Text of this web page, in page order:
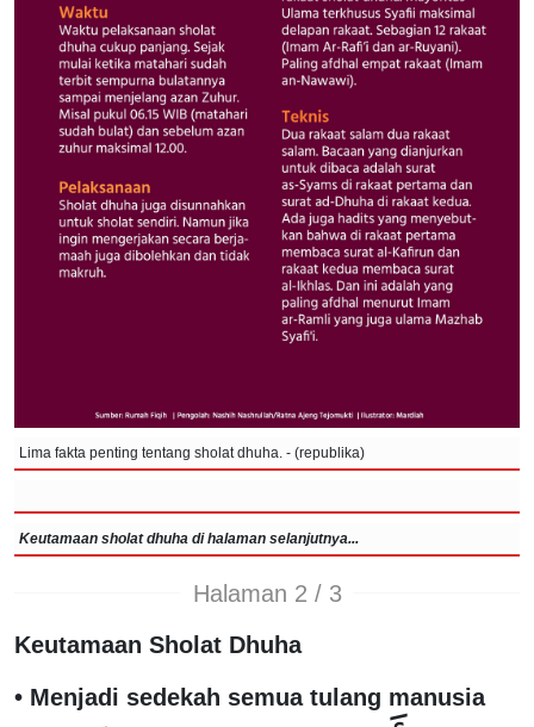
Lima fakta penting tentang sholat dhuha. - (republika)
Keutamaan sholat dhuha di halaman selanjutnya...
Halaman 2 / 3
Keutamaan Sholat Dhuha
• Menjadi sedekah semua tulang manusia